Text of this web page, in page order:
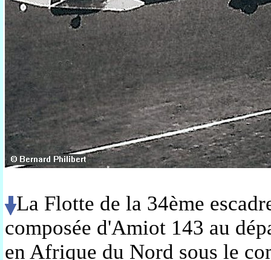
La Flotte de la 34ème
composée d'Amiot 143 au
en Afrique du Nord sous le